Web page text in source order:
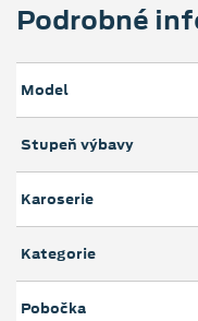
Podrobné
Model
Stupeň výbavy
Karoserie
Kategorie
Pobočka